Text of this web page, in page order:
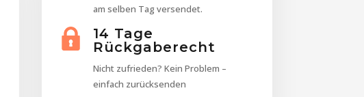
am selben Tag versendet.
14 Tage
Rückgaberecht
Nicht zufrieden? Kein Problem –
einfach zurücksenden